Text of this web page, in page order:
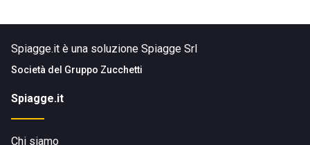
Spiagge.it è una soluzione Spiagge Srl
Società del Gruppo Zucchetti
Spiagge.it
Chi siamo